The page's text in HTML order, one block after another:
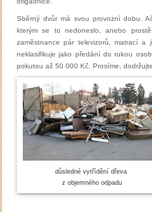
Sběrný dvůr má svou provozní dobu.
kterým se to nedoneslo, anebo
zaměstnance pár televizorů, matrací
neklasifikuje jako předání do rukou
pokutou až 50 000 Kč. Prosíme,
důsledné vytřídění dřeva
z objemného odpadu